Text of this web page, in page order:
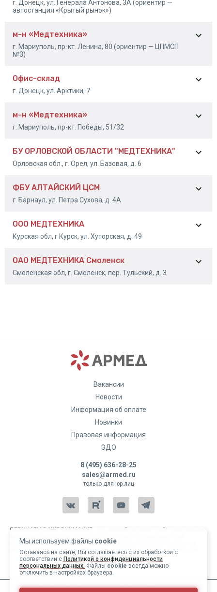
8-8352-56-40-39
г. Донецк, ул. Генерала Антонова, 3А (ориентир —
автостанция «Крытый рынок»)
м-н «Медтехника»
г. Мариуполь, пр-кт. Ленина, 80 (ориентир — ЦПМСП
№3)
Офис-склад
г. Донецк, ул. Арктики, 7
м-н «Медтехника»
г. Мариуполь, пр-кт. Победы, 51/32
БУ ОРЛОВСКОЙ ОБЛАСТИ "МЕДТЕХНИКА"
Орловская обл., г. Орел, ул. Базовая, д. 6
: +7(4862) 41-32-90
ФБУ АЛТАЙСКИЙ ЦСМ
г. Барнаул, ул. Петра Сухова, д. 4А
: 8-3852-50-67-21
ООО МЕДТЕХНИКА
Курская обл, г Курск, ул. Хуторская, д. 49
ОАО МЕДТЕХНИКА Смоленск
Смоленская обл, г. Смоленск, пер. Тульский, д. 3
Мы используем файлы cookie
Оставаясь на сайте, Вы соглашаетесь с их обработкой с
соответствии с Политикой о конфиденциальности
персональных данных. Файлы cookie всегда можно
отключить в настройках браузера.
Вакансии
Новости
Информация об оплате
Новинки
Правовая информация
ЭДО
8 (495) 636-28-25
sales@armed.ru
только для юр.лиц
ОБРАЩАЕМ ВАШЕ ВНИМАНИЕ, что данный интернет-сайт и материалы,
характер и ни при каких условиях не являются публичной офертой,
определяемой положениями статьи 437 Гражданского кодекса РФ.
Copyright 2004-2026 © Армед
ИМЕЮТСЯ ПРОТИВОПОКАЗАНИЯ, ПЕРЕД ИСПОЛЬЗОВАНИЕМ